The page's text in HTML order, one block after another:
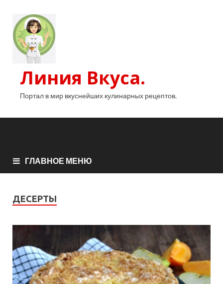
Линия Вкуса.
Портал в мир вкуснейших кулинарных рецептов.
ГЛАВНОЕ МЕНЮ
ДЕСЕРТЫ